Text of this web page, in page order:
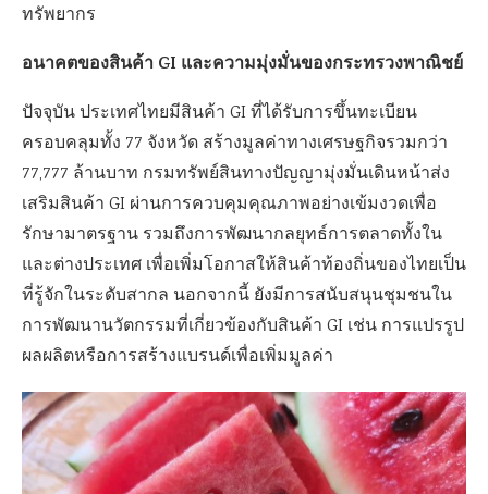
ทรัพยากร
อนาคตของสินค้า GI และความมุ่งมั่นของกระทรวงพาณิชย์
ปัจจุบัน ประเทศไทยมีสินค้า GI ที่ได้รับการขึ้นทะเบียน
ครอบคลุมทั้ง 77 จังหวัด สร้างมูลค่าทางเศรษฐกิจรวมกว่า
77,777 ล้านบาท กรมทรัพย์สินทางปัญญามุ่งมั่นเดินหน้าส่ง
เสริมสินค้า GI ผ่านการควบคุมคุณภาพอย่างเข้มงวดเพื่อ
รักษามาตรฐาน รวมถึงการพัฒนากลยุทธ์การตลาดทั้งใน
และต่างประเทศ เพื่อเพิ่มโอกาสให้สินค้าท้องถิ่นของไทยเป็น
ที่รู้จักในระดับสากล นอกจากนี้ ยังมีการสนับสนุนชุมชนใน
การพัฒนานวัตกรรมที่เกี่ยวข้องกับสินค้า GI เช่น การแปรรูป
ผลผลิตหรือการสร้างแบรนด์เพื่อเพิ่มมูลค่า